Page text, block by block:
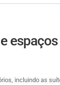
espaços
incluindo as